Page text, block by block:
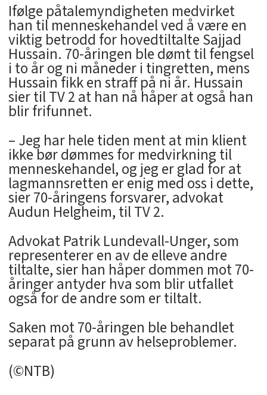
Ifølge påtalemyndigheten medvirket
han til menneskehandel ved å være en
viktig betrodd for hovedtiltalte Sajjad
Hussain. 70-åringen ble dømt til fengsel
i to år og ni måneder i tingretten, mens
Hussain fikk en straff på ni år. Hussain
sier til TV 2 at han nå håper at også han
blir frifunnet.
– Jeg har hele tiden ment at min klient
ikke bør dømmes for medvirkning til
menneskehandel, og jeg er glad for at
lagmannsretten er enig med oss i dette,
sier 70-åringens forsvarer, advokat
Audun Helgheim, til TV 2.
Advokat Patrik Lundevall-Unger, som
representerer en av de elleve andre
tiltalte, sier han håper dommen mot 70-
åringer antyder hva som blir utfallet
også for de andre som er tiltalt.
Saken mot 70-åringen ble behandlet
separat på grunn av helseproblemer.
(©NTB)